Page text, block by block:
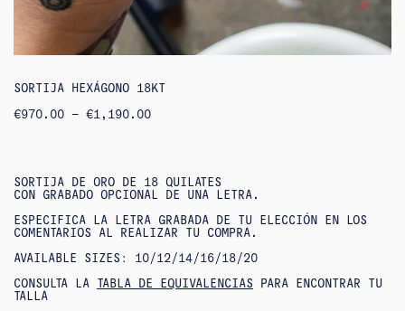
SORTIJA HEXÁGONO 18KT
€970.00 – €1,190.00RANGO
€
A
1.190,00
SORTIJA DE ORO DE 18 QUILATES
CON GRABADO OPCIONAL DE UNA LETRA.
ESPECIFICA LA LETRA GRABADA DE TU ELECCIÓN EN LOS
COMENTARIOS AL REALIZAR TU COMPRA.
AVAILABLE SIZES: 10/12/14/16/18/20
CONSULTA LA TABLA DE EQUIVALENCIAS PARA ENCONTRAR TU
TALLA